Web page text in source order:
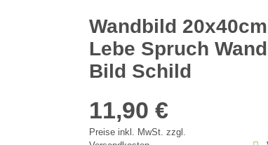
Wandbild
Lebe Spruch
Bild Schild
11,90 €
Preise inkl. MwSt. zzgl.